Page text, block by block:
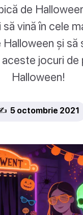
de
vină în cele
și să
jocuri de
Halloween!
5 octombrie 2021